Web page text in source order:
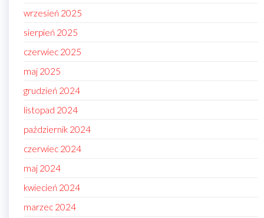
wrzesień 2025
sierpień 2025
czerwiec 2025
maj 2025
grudzień 2024
listopad 2024
październik 2024
czerwiec 2024
maj 2024
kwiecień 2024
marzec 2024